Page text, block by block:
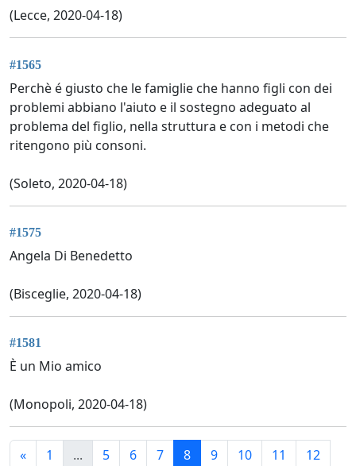
(Lecce, 2020-04-18)
#1565
Perchè é giusto che le famiglie che hanno figli con dei
problemi abbiano l'aiuto e il sostegno adeguato al
problema del figlio, nella struttura e con i metodi che
ritengono più consoni.
(Soleto, 2020-04-18)
#1575
Angela Di Benedetto
(Bisceglie, 2020-04-18)
#1581
È un Mio amico
(Monopoli, 2020-04-18)
« 1 ... 5 6 7 8 9 10 11
12